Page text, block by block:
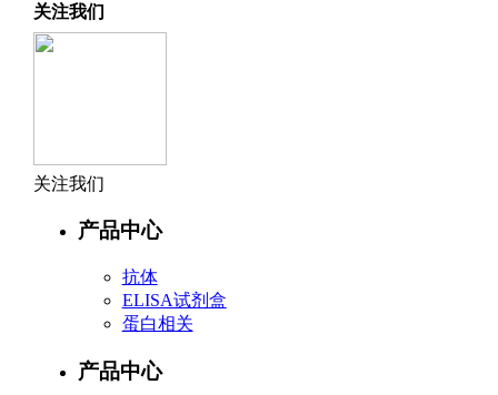
关注我们
关注我们
产品中心
抗体
ELISA试剂盒
蛋白相关
产品中心